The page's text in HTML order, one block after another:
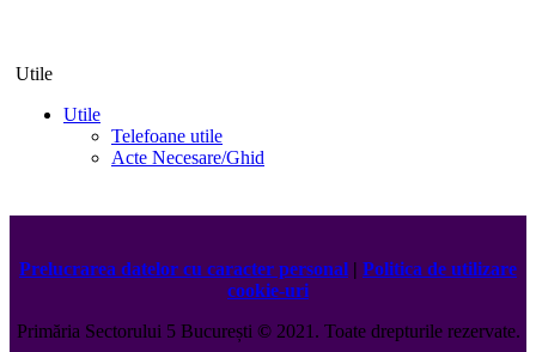
Utile
Utile
Telefoane utile
Acte Necesare/Ghid
Prelucrarea datelor cu caracter personal | Politica de utilizare
cookie-uri
Primăria Sectorului 5 București ©️2021. Toate drepturile rezervate.